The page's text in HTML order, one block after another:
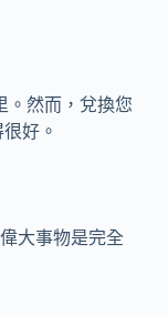
。然而，兌換您
好。
大事物是完全